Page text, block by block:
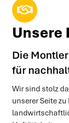
Unsere
Die